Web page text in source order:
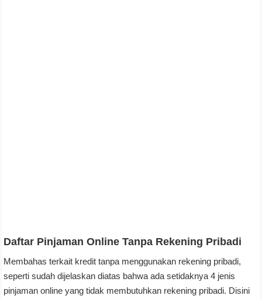
Daftar Pinjaman Online Tanpa Rekening Pribadi
Membahas terkait kredit tanpa menggunakan rekening pribadi,
seperti sudah dijelaskan diatas bahwa ada setidaknya 4 jenis
pinjaman online yang tidak membutuhkan rekening pribadi. Disini